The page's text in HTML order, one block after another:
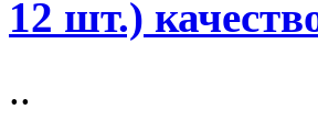
12 шт.)
..